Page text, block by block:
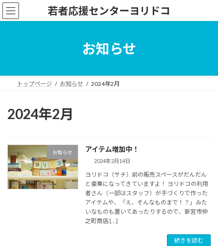
コ
ン
ナ
ビ
若者応援センターヨリドコ
お知らせ
トップページ お知らせ 2024年2月
2024年2月
お知らせ アイテム増加中！
2024年2月14日
ヨリドコ（サチ）前の販売スペースがだんだん
と豪華になってきていますよ！ ヨリドコの利用
者さん（一部はスタッフ）が手づくりで作った
アイテムや、「え、そんなものまで！？」みた
いなものも置いてあったりするので、新宮市仲
之町商店 […]
続きを読む